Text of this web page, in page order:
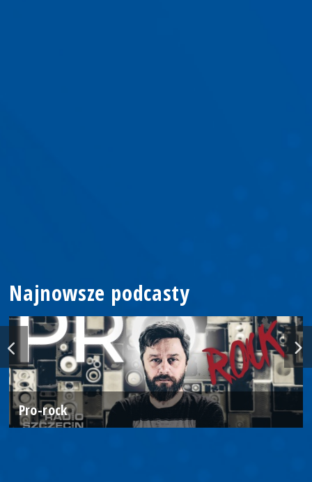
Najnowsze podcasty
Pro-rock